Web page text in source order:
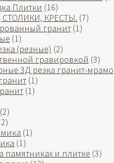
Плитки (16)
КРЕСТЫ. (7)
гранит (1)
(1)
(резные) (2)
гравировкой (3)
3Д резка гранит-
(1)
(1)
(2)
(1)
(1)
памятниках и плитке (3)